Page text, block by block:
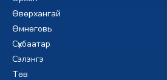
Өвөрхангай
Өмнөговь
Сүхбаатар
Сэлэнгэ
Төв